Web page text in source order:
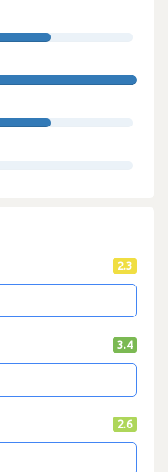
2.3
3.4
2.6